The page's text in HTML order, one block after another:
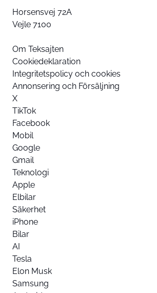
Horsensvej 72A
Vejle 7100
Om Teksajten
Cookiedeklaration
Integritetspolicy och cookies
Annonsering och Försäljning
X
TikTok
Facebook
Mobil
Google
Gmail
Teknologi
Apple
Elbilar
Säkerhet
iPhone
Bilar
AI
Tesla
Elon Musk
Samsung